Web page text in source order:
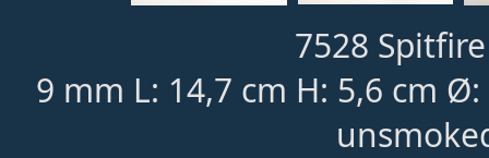
7528
9 mm L: 14,7 cm H: 5,6 cm